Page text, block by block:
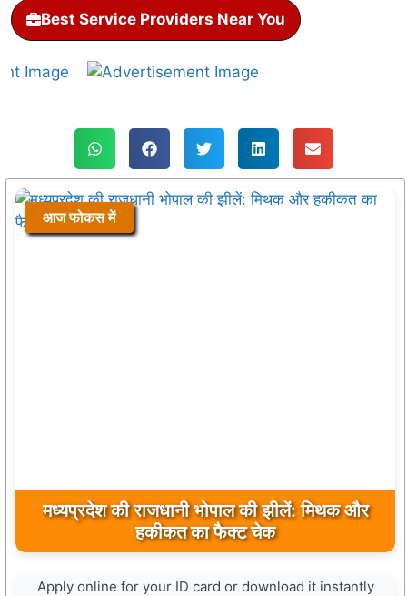
Best Service Providers Near You
आज फोकस में
मध्यप्रदेश की राजधानी भोपाल की झीलें: मिथक और
हकीकत का फैक्ट चेक
Apply online for your ID card or download it instantly